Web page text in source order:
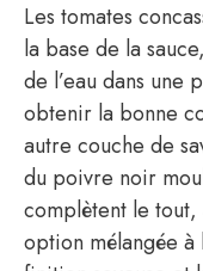
Les tomates
la base de la
de l’eau dans une
obtenir la bonne
autre couche de
du poivre noir
complètent le
option mélangée